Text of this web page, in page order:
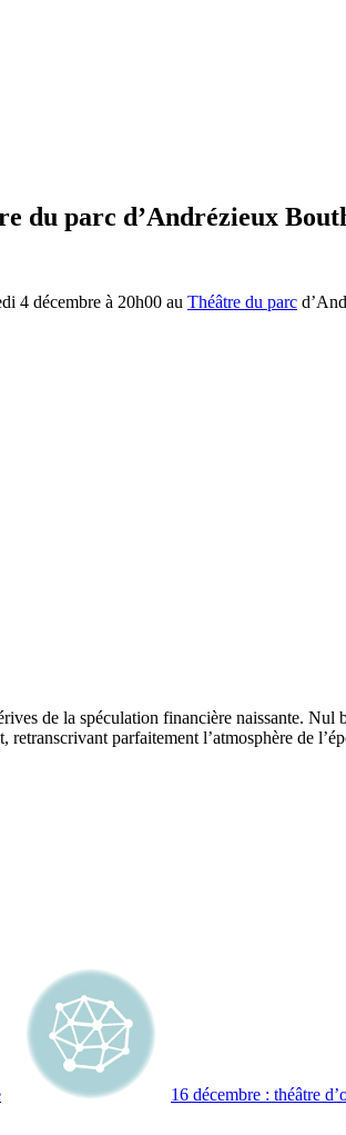
du parc d’Andrézieux
4 décembre à 20h00 au Théâtre du parc
de la spéculation financière naissante.
parfaitement l’atmosphère de
16 décembre : théâtre